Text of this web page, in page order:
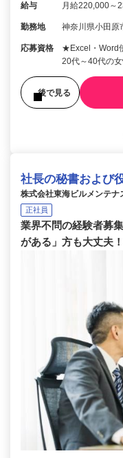
給与 月給220,000～
勤務地 神奈川県小田原
応募資格
★Excel・
20代～40代の女
後で見る
社長の秘書および
株式会社東海ビルメンテナ
正社員
業界不問の経験者募
がある」方も大丈夫